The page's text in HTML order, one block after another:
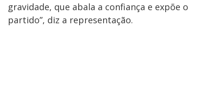
gravidade, que abala a confiança e expõe o
partido”, diz a representação.